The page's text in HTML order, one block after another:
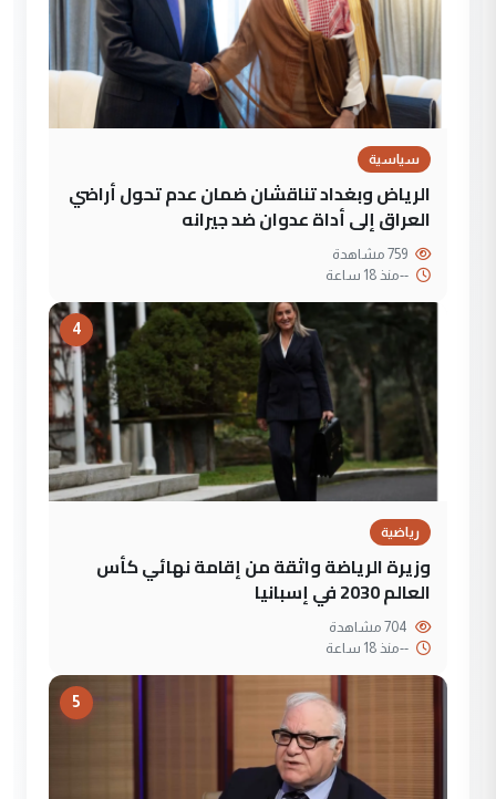
سياسية
الرياض وبغداد تناقشان ضمان عدم تحول أراضي
العراق إلى أداة عدوان ضد جيرانه
--منذ 18 ساعة
4
رياضية
وزيرة الرياضة واثقة من إقامة نهائي كأس
العالم 2030 في إسبانيا
--منذ 18 ساعة
5